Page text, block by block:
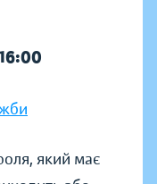
який має